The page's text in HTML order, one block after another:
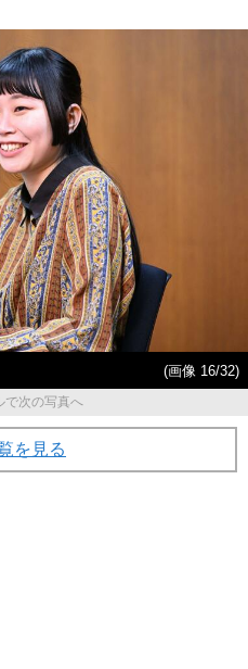
(画像 16/32)
で次の写真へ
を見る